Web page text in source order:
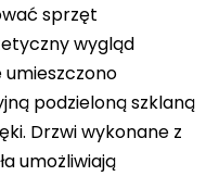
sprzęt
wygląd
podzieloną szklaną
Drzwi wykonane z
umożliwiają